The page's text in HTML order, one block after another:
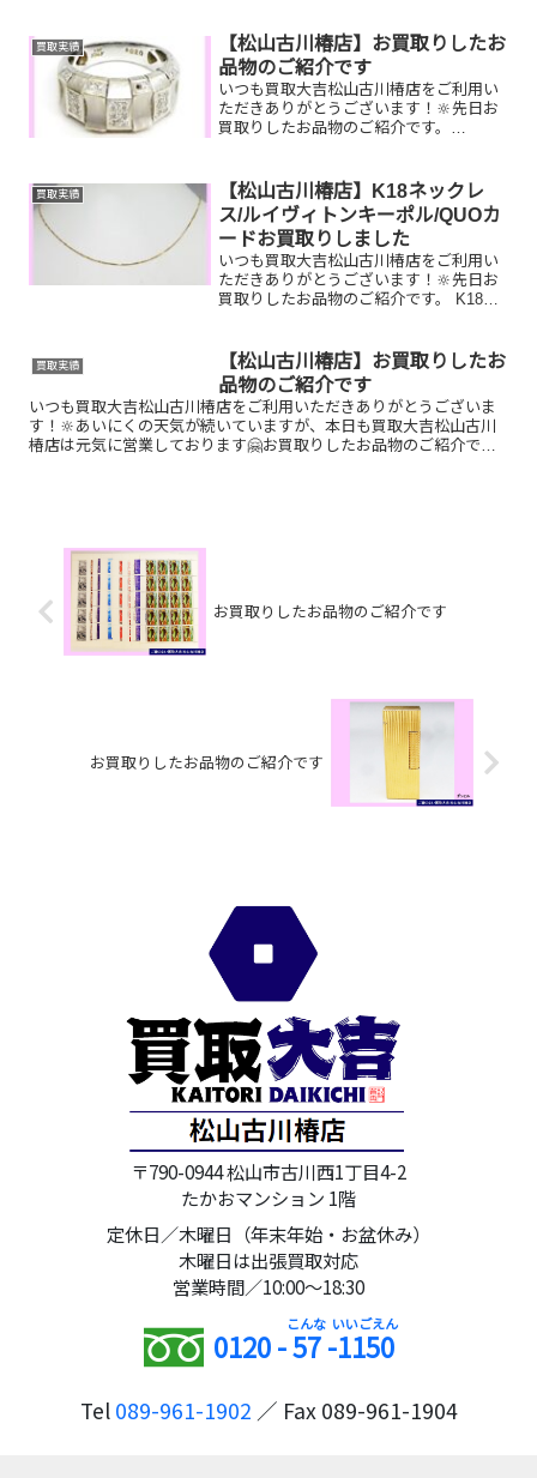
買取実績
【松山古川椿店】お買取りしたお
品物のご紹介です
いつも買取大吉松山古川椿店をご利用い
ただきありがとうございます！🔆先日お
買取りしたお品物のご紹介です。
いるお品物はございませんか？そのお品
物ぜひ！買取大吉松山古川...
買取実績
【松山古川椿店】K18ネックレ
ス/ルイヴィトンキーポル/QUOカ
ードお買取りしました
いつも買取大吉松山古川椿店をご利用い
ただきありがとうございます！🔆先日お
買取りしたお品物のご紹介です。 K18ネ
せんか？ぜひ買取大吉松山古川椿店にお
査定させてくださ...
買取実績
【松山古川椿店】お買取りしたお
品物のご紹介です
いつも買取大吉松山古川椿店をご利用いただきありがとうございま
す！🔆あいにくの天気が続いていますが、本日も買取大吉松山古川
椿店は元気に営業しております🤗お買取りしたお品物のご紹介で
お買取りしたお品物のご紹介です
お買取りしたお品物のご紹介です
〒790-0944 松山市古川西1丁目4-2
たかおマンション 1階
定休日／木曜日（年末年始・お盆休み）
木曜日は出張買取対応
営業時間／10:00～18:30
0120 -57-1150
Tel 089-961-1902 ／ Fax 089-961-1904